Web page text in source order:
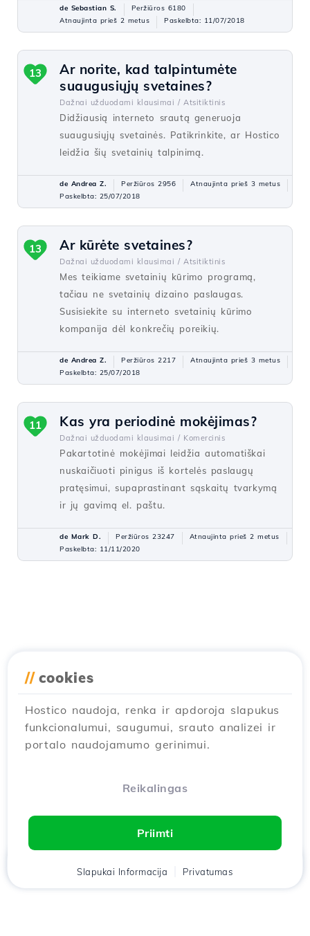
de Sebastian S.
Peržiūros 6180
Atnaujinta prieš 2 metus
Paskelbta: 11/07/2018
Ar norite, kad talpintumėte
suaugusiųjų svetaines?
Dažnai užduodami klausimai / Atsitiktinis
Didžiausią interneto srautą generuoja
suaugusiųjų svetainės. Patikrinkite, ar Hostico
leidžia šių svetainių talpinimą.
13
de Andrea Z. Peržiūros 2956
Atnaujinta prieš 3 metus
Paskelbta: 25/07/2018
Ar kūrėte svetaines?
Dažnai užduodami klausimai / Atsitiktinis
Mes teikiame svetainių kūrimo programą,
tačiau ne svetainių dizaino paslaugas.
Susisiekite su interneto svetainių kūrimo
kompanija dėl konkrečių poreikių.
13
de Andrea Z. Peržiūros 2217
Atnaujinta prieš 3 metus
Paskelbta: 25/07/2018
Kas yra periodinė mokėjimas?
Dažnai užduodami klausimai / Komercinis
Pakartotinė mokėjimai leidžia automatiškai
nuskaičiuoti pinigus iš kortelės paslaugų
pratęsimui, supaprastinant sąskaitų tvarkymą
ir jų gavimą el. paštu.
11
de Mark D. Peržiūros 23247
Atnaujinta prieš 2 metus
Paskelbta: 11/11/2020
// cookies
Hostico naudoja, renka ir apdoroja slapukus
funkcionalumui, saugumui, srauto analizei ir
portalo naudojamumo gerinimui.
Reikalingas
Priimti
Slapukai Informacija Privatumas
Klientas Krepšelis Pokalbis